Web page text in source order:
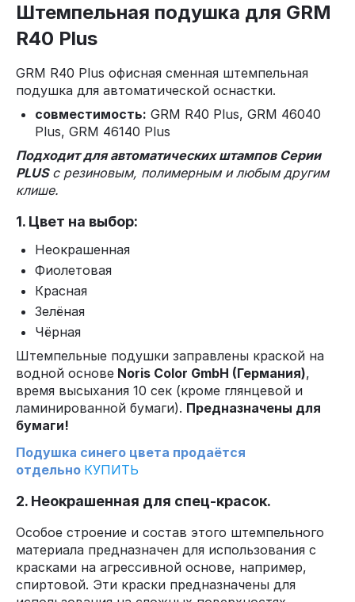
Штемпельная подушка для GRM
R40 Plus
GRM R40 Plus офисная сменная штемпельная
подушка для автоматической оснастки.
совместимость: GRM R40 Plus, GRM 46040
Plus, GRM 46140 Plus
Подходит для автоматических штампов Серии
PLUSс резиновым, полимерным и любым другим
клише.
1. Цвет на выбор:
Неокрашенная
Фиолетовая
Красная
Зелёная
Чёрная
Штемпельные подушки заправлены краской на
водной основе Noris Color GmbH (Германия),
время высыхания 10 сек (кроме глянцевой и
ламинированной бумаги). Предназначены для
бумаги!
Подушка синего цвета продаётся
отдельно КУПИТЬ
2. Неокрашенная для спец-красок.
Особое строение и состав этого штемпельного
материала предназначен для использования с
красками на агрессивной основе, например,
спиртовой. Эти краски предназначены для